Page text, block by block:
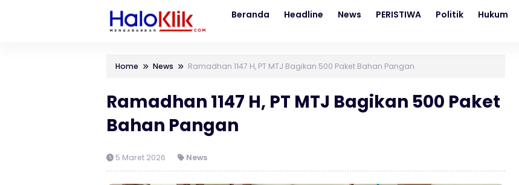
Beranda Headline News PERISTIWA Politik Hukum
Home News Ramadhan 1147 H, PT MTJ Bagikan 500 Paket Bahan Pangan
Ramadhan 1147 H, PT MTJ Bagikan 500 Paket
Bahan Pangan
5 Maret 2026 News